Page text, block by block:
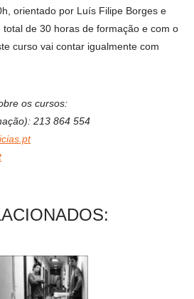
orientado por Luís Filipe Borges e
total de 30 horas de formação e com o
curso vai contar igualmente com
os cursos:
213 864 554